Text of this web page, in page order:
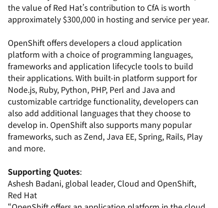
the value of Red Hat’s contribution to CfA is worth
approximately $300,000 in hosting and service per year.
OpenShift offers developers a cloud application
platform with a choice of programming languages,
frameworks and application lifecycle tools to build
their applications. With built-in platform support for
Node.js, Ruby, Python, PHP, Perl and Java and
customizable cartridge functionality, developers can
also add additional languages that they choose to
develop in. OpenShift also supports many popular
frameworks, such as Zend, Java EE, Spring, Rails, Play
and more.
Supporting Quotes:
Ashesh Badani, global leader, Cloud and OpenShift,
Red Hat